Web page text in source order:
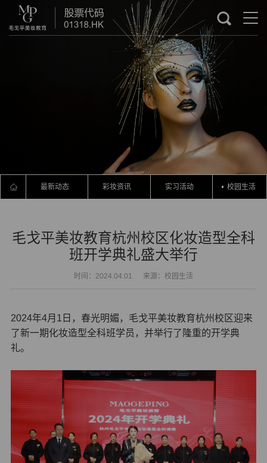
最新动态 彩妆资讯 实习活动 校园生活
毛戈平美妆教育杭州校区化妆造型全科
班开学典礼盛大举行
时间：2024.04.01 来源：校园生活
2024年4月1日，春光明媚，毛戈平美妆教育杭州校区迎来
了新一期化妆造型全科班学员，并举行了隆重的开学典
礼。